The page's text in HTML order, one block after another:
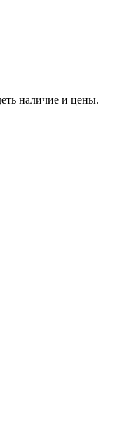
наличие и цены.